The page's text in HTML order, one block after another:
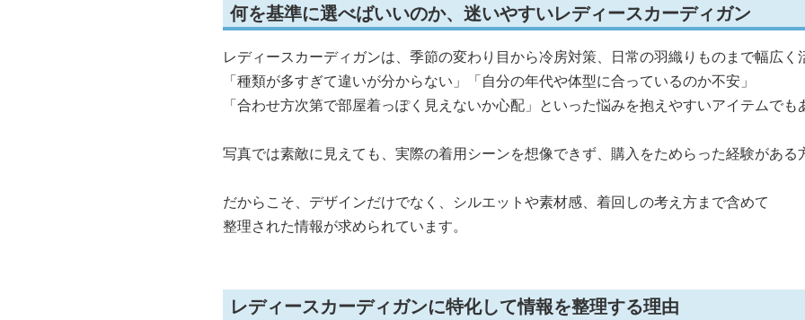
何を基準に選べばいいのか、迷いやすいレディースカーディガン
レディースカーディガンは、季節の変わり目から冷房対策、日常の羽織りものまで幅広く
「種類が多すぎて違いが分からない」「自分の年代や体型に合っているのか不安」
「合わせ方次第で部屋着っぽく見えないか心配」といった悩みを抱えやすいアイテムでも
写真では素敵に見えても、実際の着用シーンを想像できず、購入をためらった経験がある
だからこそ、デザインだけでなく、シルエットや素材感、着回しの考え方まで含めて
整理された情報が求められています。
レディースカーディガンに特化して情報を整理する理由